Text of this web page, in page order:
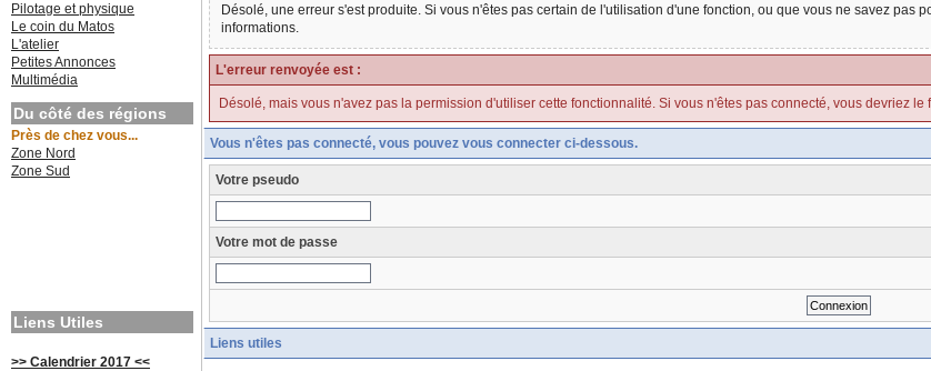
Pilotage et physique
Le coin du Matos
L'atelier
Petites Annonces
Multimédia
Du côté des régions
Près de chez vous...
Zone Nord
Zone Sud
Liens Utiles
>> Calendrier 2017 <<
Désolé, une erreur s'est produite. Si vous n'êtes pas certain de l'utilisation d'une fonction, ou que vous ne savez
informations.
L'erreur renvoyée est :
Désolé, mais vous n'avez pas la permission d'utiliser cette fonctionnalité. Si vous n'êtes pas connecté, vous devriez
Vous n'êtes pas connecté, vous pouvez vous connecter ci-dessous.
Votre pseudo
Votre mot de passe
Liens utiles